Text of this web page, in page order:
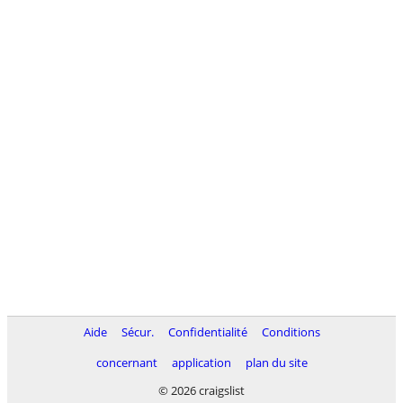
Aide Sécur. Confidentialité
Conditions
concernant
application
plan du site
© 2026 craigslist